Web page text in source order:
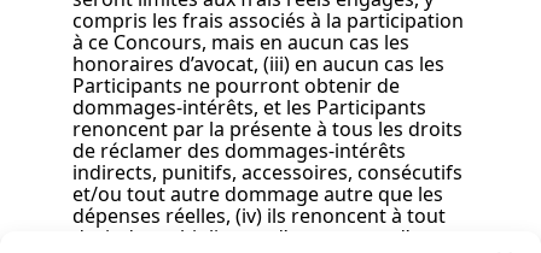
compris les frais associés à la participation
à ce Concours, mais en aucun cas les
honoraires d’avocat, (iii) en aucun cas les
Participants ne pourront obtenir de
dommages-intérêts, et les Participants
renoncent par la présente à tous les droits
de réclamer des dommages-intérêts
indirects, punitifs, accessoires, consécutifs
et/ou tout autre dommage autre que les
dépenses réelles, (iv) ils renoncent à tout
droit de multiplier ou d’augmenter d’une